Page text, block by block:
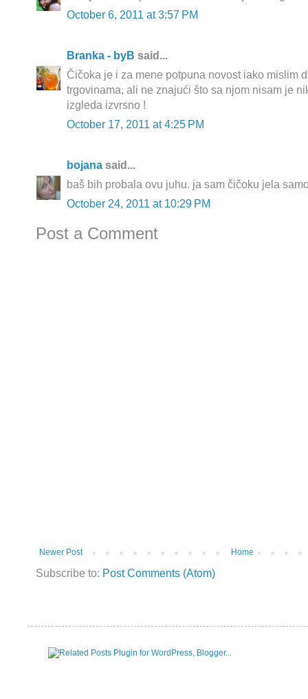
October 6, 2011 at 3:57 PM
Branka - byB said...
Čičoka je i za mene potpuna novost iako mislim
trgovinama, ali ne znajući što sa njom nisam je
izgleda izvrsno !
October 17, 2011 at 4:25 PM
bojana said...
baš bih probala ovu juhu. ja sam čičoku jela
October 24, 2011 at 10:29 PM
Post a Comment
Newer Post Home
Subscribe to: Post Comments (Atom)